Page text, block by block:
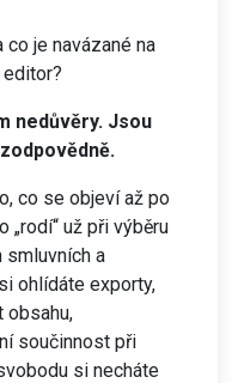
je navázané na
nedůvěry. Jsou
co se objeví až po
už při výběru
smluvních a
ohlídáte exporty,
obsahu,
součinnost při
si necháte